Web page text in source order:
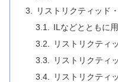
リストリクティッド
ILなどとともに
リストリクティ
リストリクティ
リストリクティ